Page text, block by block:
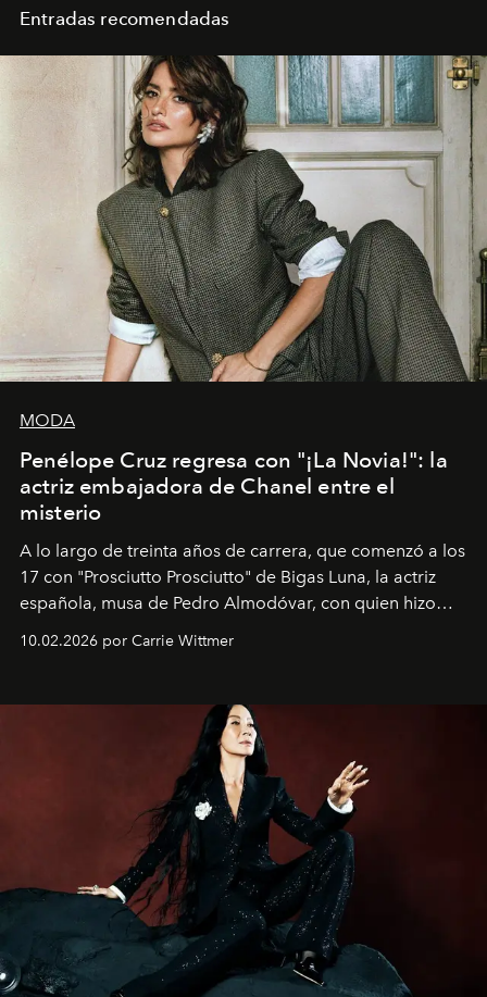
Entradas recomendadas
MODA
Penélope Cruz regresa con "¡La Novia!": la
actriz embajadora de Chanel entre el
misterio
A lo largo de treinta años de carrera, que comenzó a los
17 con "Prosciutto Prosciutto" de Bigas Luna, la actriz
española, musa de Pedro Almodóvar, con quien hizo
Barcelona", ha dividido su tiempo entre Europa y
dirigida por Maggie Gyllenhaal.
10.02.2026 por Carrie Wittmer